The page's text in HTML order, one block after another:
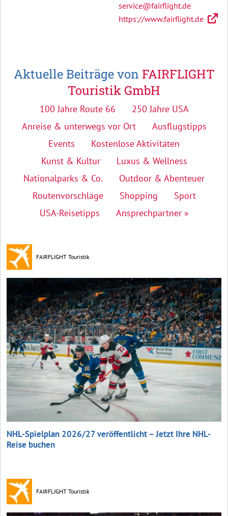
service@fairflight.de
https://www.fairflight.de
Aktuelle Beiträge von FAIRFLIGHT
Touristik GmbH
100 Jahre Route 66
250 Jahre USA
Anreise & unterwegs vor Ort
Ausflugstipps
Events
Kostenlose Aktivitäten
Kunst & Kultur
Luxus & Wellness
Nationalparks & Co.
Outdoor & Abenteuer
Routenvorschläge
Shopping
Sport
USA-Reisetipps
Ansprechpartner »
FAIRFLIGHT Touristik
NHL-Spielplan 2026/27 veröffentlicht – Jetzt Ihre NHL-
Reise buchen
FAIRFLIGHT Touristik